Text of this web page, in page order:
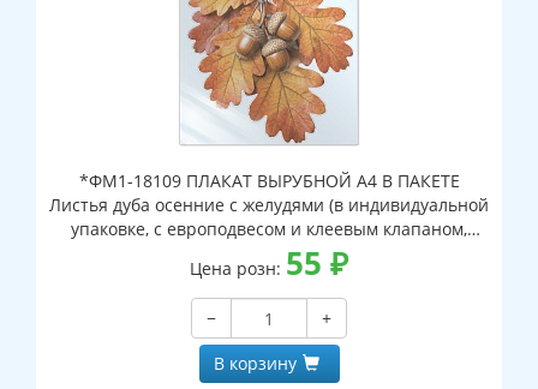
*ФМ1-18109 ПЛАКАТ ВЫРУБНОЙ А4 В ПАКЕТЕ
Листья дуба осенние с желудями (в индивидуальной
упаковке, с европодвесом и клеевым клапаном,
двухсторонний, ВД-лак)
Цена розн: 55 ₽
−
+
В корзину